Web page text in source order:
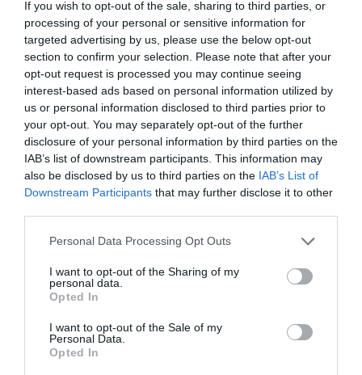
If you wish to opt-out of the sale, sharing to third parties, or
processing of your personal or sensitive information for
targeted advertising by us, please use the below opt-out
section to confirm your selection. Please note that after your
opt-out request is processed you may continue seeing
interest-based ads based on personal information utilized by
us or personal information disclosed to third parties prior to
your opt-out. You may separately opt-out of the further
disclosure of your personal information by third parties on the
IAB’s list of downstream participants. This information may
also be disclosed by us to third parties on the IAB’s List of
Downstream Participants that may further disclose it to other
Personal Data Processing Opt Outs
I want to opt-out of the Sharing of my
personal data.
Opted In
I want to opt-out of the Sale of my
Personal Data.
Opted In
RELACIONADES
Fira de Reus
registra una
assistència de
Una firma de Reus
s'obre camí al
Reus crearà
empresa